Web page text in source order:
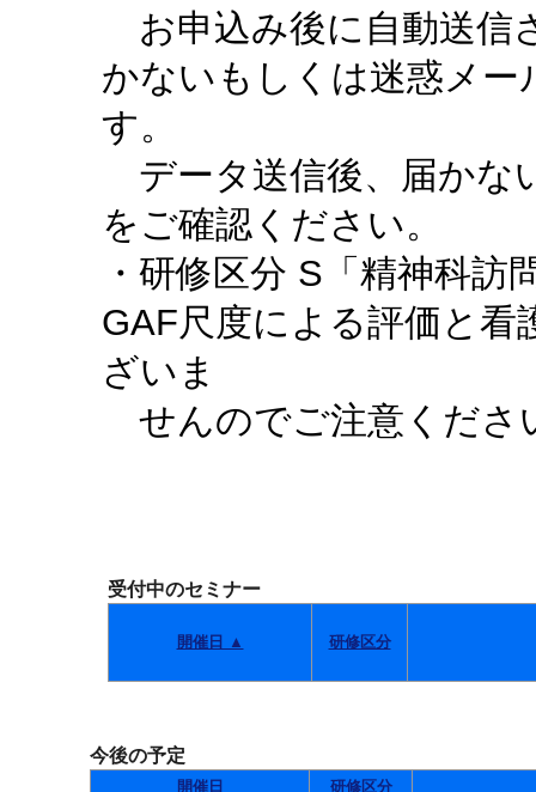
お申込み後に自動送信
かないもしくは迷惑メ
す。
データ送信後、届かな
をご確認ください。
・研修区分 S「精神科
GAF尺度による評価と看
ざいま
せんのでご注意くださ
受付中のセミナー
開催日 ▲ 研修区分
今後の予定
開催日 研修区分